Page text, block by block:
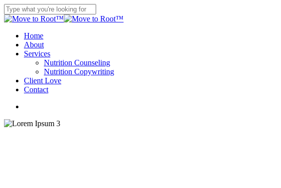
Skip
to
content
Close
search
Menu
Home
About
Services
Nutrition Counseling
Nutrition Copywriting
Client Love
Contact